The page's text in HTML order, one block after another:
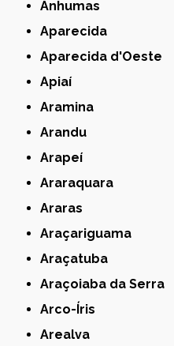
Anhumas
Aparecida
Aparecida d'Oeste
Apiaí
Aramina
Arandu
Arapeí
Araraquara
Araras
Araçariguama
Araçatuba
Araçoiaba da Serra
Arco-Íris
Arealva